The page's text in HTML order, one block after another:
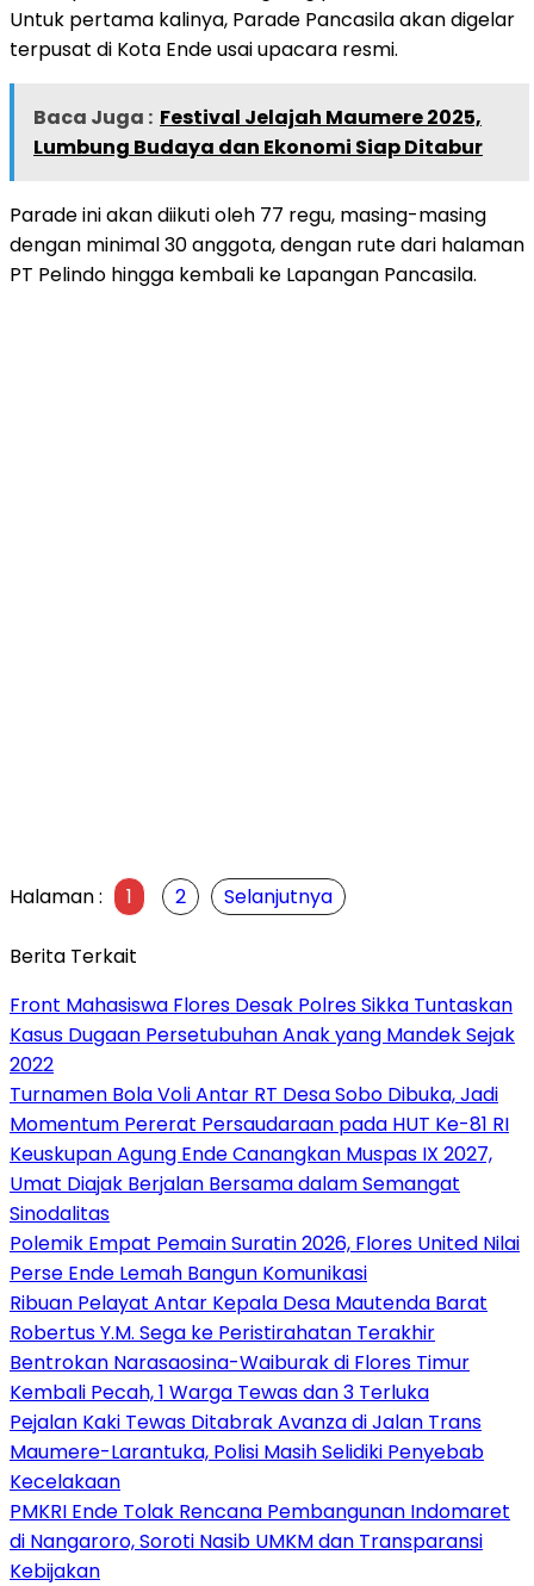
Untuk pertama kalinya, Parade Pancasila akan digelar
terpusat di Kota Ende usai upacara resmi.
Baca Juga : Festival Jelajah Maumere 2025,
Lumbung Budaya dan Ekonomi Siap Ditabur
Parade ini akan diikuti oleh 77 regu, masing-masing
dengan minimal 30 anggota, dengan rute dari halaman
PT Pelindo hingga kembali ke Lapangan Pancasila.
Halaman : 1 2 Selanjutnya
Berita Terkait
Front Mahasiswa Flores Desak Polres Sikka Tuntaskan
Kasus Dugaan Persetubuhan Anak yang Mandek Sejak
2022
Turnamen Bola Voli Antar RT Desa Sobo Dibuka, Jadi
Momentum Pererat Persaudaraan pada HUT Ke-81 RI
Keuskupan Agung Ende Canangkan Muspas IX 2027,
Umat Diajak Berjalan Bersama dalam Semangat
Sinodalitas
Polemik Empat Pemain Suratin 2026, Flores United Nilai
Perse Ende Lemah Bangun Komunikasi
Ribuan Pelayat Antar Kepala Desa Mautenda Barat
Robertus Y.M. Sega ke Peristirahatan Terakhir
Bentrokan Narasaosina-Waiburak di Flores Timur
Kembali Pecah, 1 Warga Tewas dan 3 Terluka
Pejalan Kaki Tewas Ditabrak Avanza di Jalan Trans
Maumere-Larantuka, Polisi Masih Selidiki Penyebab
Kecelakaan
PMKRI Ende Tolak Rencana Pembangunan Indomaret
di Nangaroro, Soroti Nasib UMKM dan Transparansi
Kebijakan